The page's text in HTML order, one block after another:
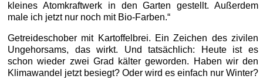
kleines Atomkraftwerk in den Garten gestellt. Außerdem
male ich jetzt nur noch mit Bio-Farben.“
Getreideschober mit Kartoffelbrei. Ein Zeichen des zivilen
Ungehorsams, das wirkt. Und tatsächlich: Heute ist es
schon wieder zwei Grad kälter geworden. Haben wir den
Klimawandel jetzt besiegt? Oder wird es einfach nur Winter?